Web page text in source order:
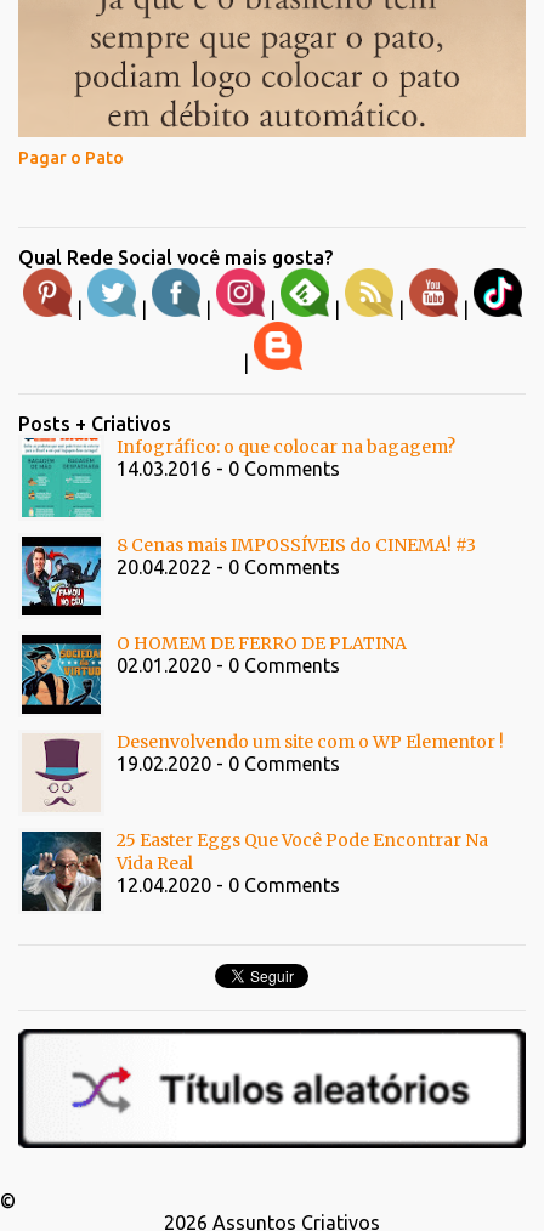
Pagar o Pato
Qual Rede Social você mais gosta?
| | | | | | |
Posts + Criativos
Infográfico: o que colocar na bagagem?
14.03.2016 - 0 Comments
8 Cenas mais IMPOSSÍVEIS do CINEMA! #3
20.04.2022 - 0 Comments
O HOMEM DE FERRO DE PLATINA
02.01.2020 - 0 Comments
Desenvolvendo um site com o WP Elementor !
19.02.2020 - 0 Comments
25 Easter Eggs Que Você Pode Encontrar Na
Vida Real
12.04.2020 - 0 Comments
©
2026 Assuntos Criativos